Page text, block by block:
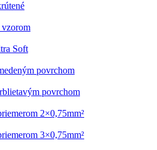
Soft
povrchom
povrchom
2×0,75mm²
3×0,75mm²